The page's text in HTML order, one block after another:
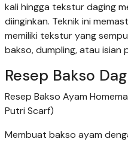
kali hingga tekstur daging
diinginkan. Teknik ini
memiliki tekstur yang
bakso, dumpling, atau isian
Resep Bakso
Resep Bakso Ayam
Putri Scarf)
Membuat bakso ayam